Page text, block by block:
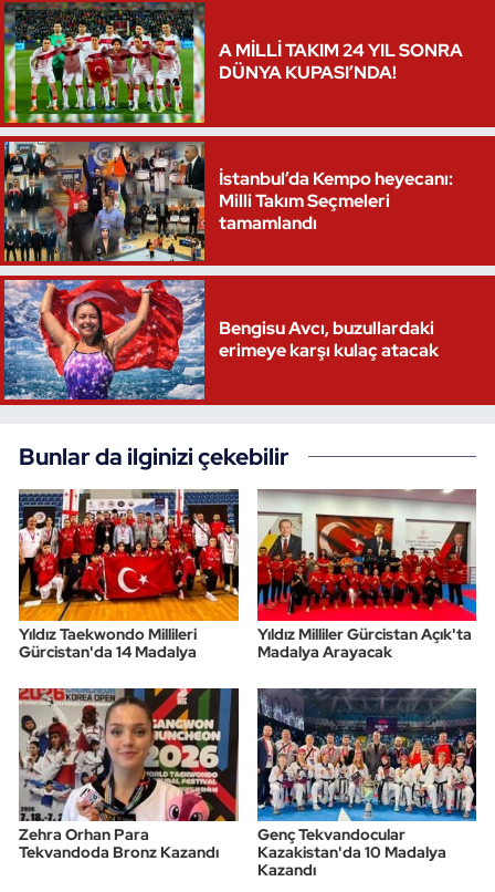
A MİLLİ TAKIM 24 YIL SONRA
DÜNYA KUPASI’NDA!
İstanbul’da Kempo heyecanı:
Milli Takım Seçmeleri
tamamlandı
Bengisu Avcı, buzullardaki
erimeye karşı kulaç atacak
Bunlar da ilginizi çekebilir
Yıldız Taekwondo Millileri
Gürcistan'da 14 Madalya
Yıldız Milliler Gürcistan Açık'ta
Madalya Arayacak
Zehra Orhan Para
Tekvandoda Bronz Kazandı
Genç Tekvandocular
Kazakistan'da 10 Madalya
Kazandı
Triatlon
Voleybol
Vücut Geliştirme Fitness
Wushu Kungfu
Yelken
Yüzme